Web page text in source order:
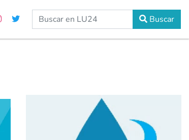
Buscar